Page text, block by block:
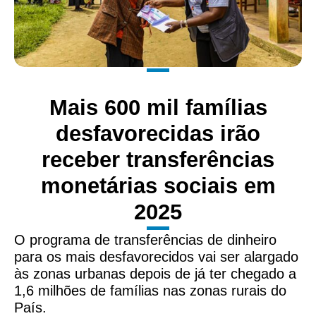
Mais 600 mil famílias
desfavorecidas irão
receber transferências
monetárias sociais em
2025
O programa de transferências de dinheiro
para os mais desfavorecidos vai ser alargado
às zonas urbanas depois de já ter chegado a
1,6 milhões de famílias nas zonas rurais do
País.